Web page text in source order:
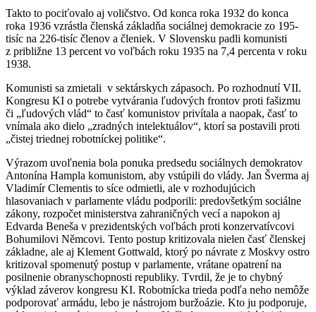
Takto to pociťovalo aj voličstvo. Od konca roka 1932 do konca
roka 1936 vzrástla členská základňa sociálnej demokracie zo 195-
tisíc na 226-tisíc členov a členiek. V Slovensku padli komunisti
z približne 13 percent vo voľbách roku 1935 na 7,4 percenta v roku
1938.
Komunisti sa zmietali v sektárskych zápasoch. Po rozhodnutí VII.
Kongresu KI o potrebe vytvárania ľudových frontov proti fašizmu
či „ľudových vlád“ to časť komunistov privítala a naopak, časť to
vnímala ako dielo „zradných intelektuálov“, ktorí sa postavili proti
„čistej triednej robotníckej politike“.
Výrazom uvoľnenia bola ponuka predsedu sociálnych demokratov
Antonína Hampla komunistom, aby vstúpili do vlády. Jan Šverma aj
Vladimír Clementis to síce odmietli, ale v rozhodujúcich
hlasovaniach v parlamente vládu podporili: predovšetkým sociálne
zákony, rozpočet ministerstva zahraničných vecí a napokon aj
Edvarda Beneša v prezidentských voľbách proti konzervatívcovi
Bohumilovi Němcovi. Tento postup kritizovala nielen časť členskej
základne, ale aj Klement Gottwald, ktorý po návrate z Moskvy ostro
kritizoval spomenutý postup v parlamente, vrátane opatrení na
posilnenie obranyschopnosti republiky. Tvrdil, že je to chybný
výklad záverov kongresu KI. Robotnícka trieda podľa neho nemôže
podporovať armádu, lebo je nástrojom buržoázie. Kto ju podporuje,